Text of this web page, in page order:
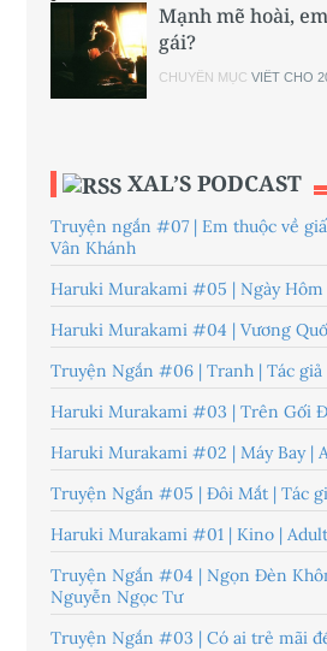
Mạnh mẽ hoài,
gái?
CHUYÊN MỤCVIẾT CHO
XAL’S PODCAST
Truyện ngắn #07 | Em thuộc về
Vân Khánh
Haruki Murakami #05 | Ngày Hôm
Haruki Murakami #04 | Vương
Truyện Ngắn #06 | Tranh | Tác giả
Haruki Murakami #03 | Trên Gối
Haruki Murakami #02 | Máy Bay |
Truyện Ngắn #05 | Đôi Mắt | Tác
Haruki Murakami #01 | Kino |
Truyện Ngắn #04 | Ngọn Đèn
Nguyễn Ngọc Tư
Truyện Ngắn #03 | Có ai trẻ mãi